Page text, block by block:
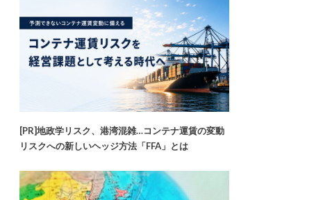
[PR]地政学リスク、港湾混雑…コンテナ運賃の変動
リスクへの新しいヘッジ方法「FFA」とは